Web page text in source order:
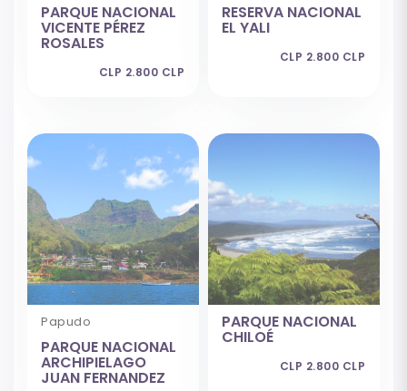
PARQUE NACIONAL
VICENTE PÉREZ
ROSALES
CLP 2.800 CLP
RESERVA NACIONAL
EL YALI
CLP 2.800 CLP
Papudo
PARQUE NACIONAL
ARCHIPIELAGO
JUAN FERNANDEZ
PARQUE NACIONAL
CHILOÉ
CLP 2.800 CLP